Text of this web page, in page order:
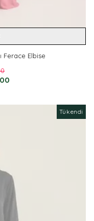
Ferace Elbise
Tükendi